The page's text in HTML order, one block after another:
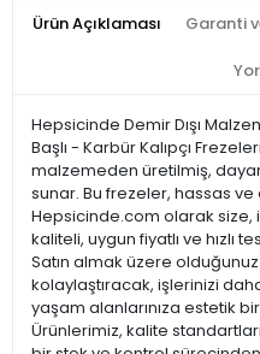
Ürün Açıklaması Garanti
Hepsicinde Demir Dışı
Başlı - Karbür Kalıpçı
malzemeden üretilmiş,
sunar. Bu frezeler, hassas
Hepsicinde.com olarak size,
kaliteli, uygun fiyatlı ve hızlı
Satın almak üzere olduğunuz
kolaylaştıracak, işlerinizi
yaşam alanlarınıza estetik
Ürünlerimiz, kalite